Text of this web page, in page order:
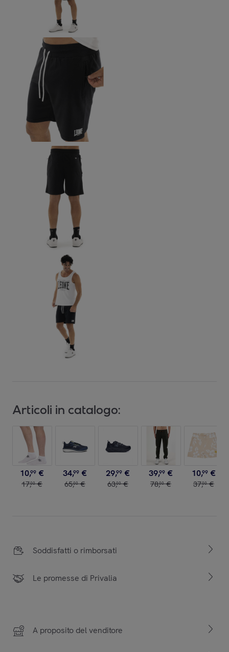
Articoli in catalogo:
10,99 €
17,00 €
34,99 €
65,00 €
29,99 €
63,00 €
39,99 €
78,00 €
10,99 €
37,00 €
Soddisfatti o rimborsati
Le promesse di Privalia
A proposito del venditore